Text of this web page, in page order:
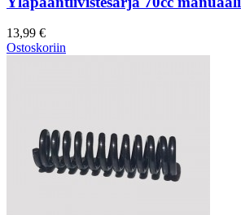
13,99 €
Ostoskoriin